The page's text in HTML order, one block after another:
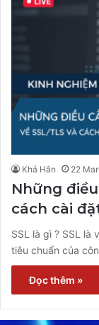
Khả Hân 22
Những
cách cài
SSL là gì ? SSL là
tiêu chuẩn của
Đọc thêm »